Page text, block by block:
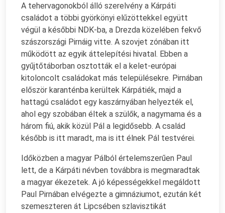
A tehervagonokból álló szerelvény a Kárpáti
családot a többi györkönyi elűzöttekkel együtt
végül a későbbi NDK-ba, a Drezda közelében fekvő
szászországi Pirnáig vitte. A szovjet zónában itt
működött az egyik áttelepítési hivatal. Ebben a
gyűjtőtáborban osztották el a kelet-európai
kitoloncolt családokat más településekre. Pirnában
először karanténba kerültek Kárpátiék, majd a
hattagú családot egy kaszárnyában helyezték el,
ahol egy szobában éltek a szülők, a nagymama és a
három fiú, akik közül Pál a legidősebb. A család
később is itt maradt, ma is itt élnek Pál testvérei.
Időközben a magyar Pálból értelemszerűen Paul
lett, de a Kárpáti névben továbbra is megmaradtak
a magyar ékezetek. A jó képességekkel megáldott
Paul Pirnában elvégezte a gimnáziumot, ezután két
szemeszteren át Lipcsében szlavisztikát